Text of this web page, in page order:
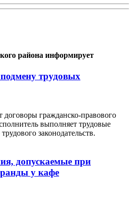
района информирует
подмену трудовых
договоры гражданско-правового
выполняет трудовые
законодательств.
допускаемые при
у кафе